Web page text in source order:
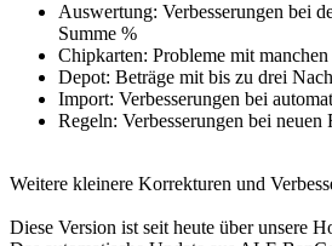
Auswertung: Verbesserungen bei
Summe %
Chipkarten: Probleme mit
Depot: Beträge mit bis zu drei
Import: Verbesserungen bei
Regeln: Verbesserungen bei neuen
Weitere kleinere Korrekturen und
Diese Version ist seit heute über unsere